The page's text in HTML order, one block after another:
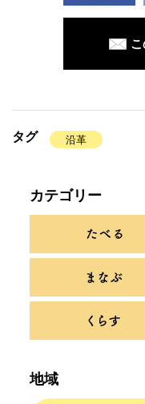
タグ 沿革
カテゴリー
地域